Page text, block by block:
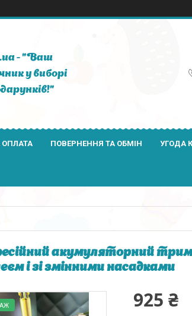
- "Ваш
у виборі
ОПЛАТА ПОВЕРНЕННЯ ТА ОБМІН УГОДА
акумуляторний
і зі змінними насадками
925 ₴